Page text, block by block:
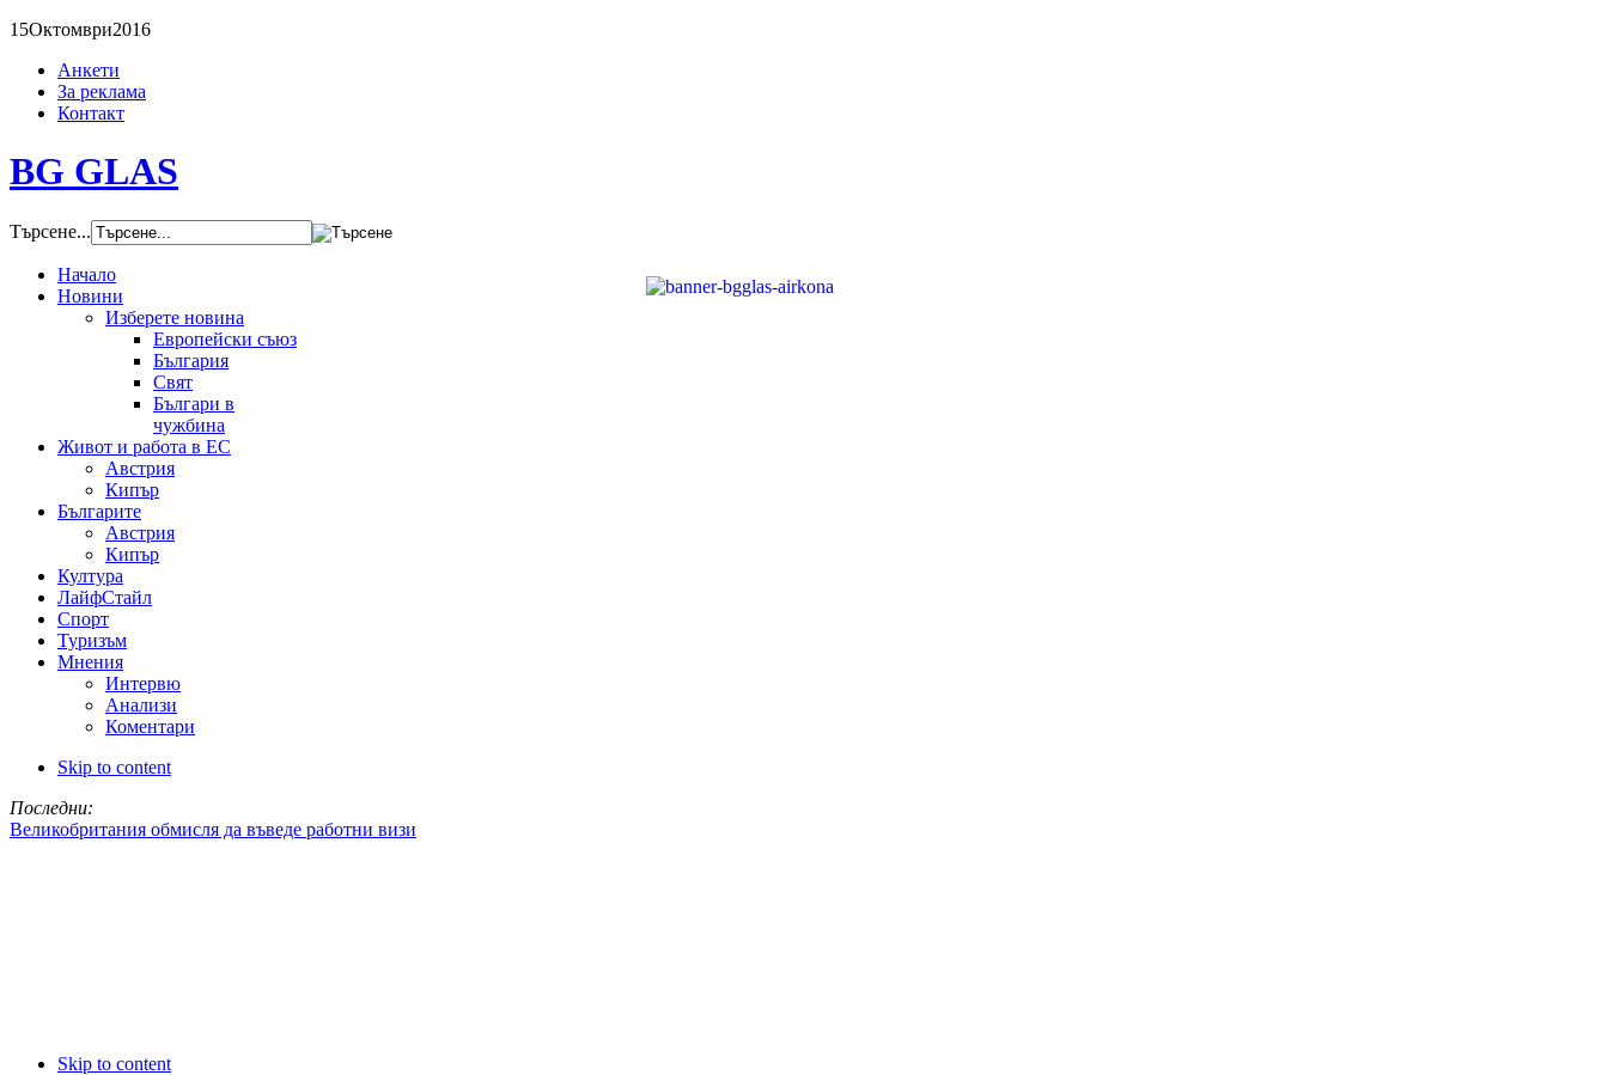
15Октомври2016
Анкети
За реклама
Контакт
BG GLAS
Търсене...
Начало
Новини
Изберете новина
Европейски съюз
България
Свят
Българи в
чужбина
Живот и работа в ЕС
Австрия
Кипър
Българите
Австрия
Кипър
Култура
ЛайфСтайл
Спорт
Туризъм
Мнения
Интервю
Анализи
Коментари
Skip to content
Последни:
Великобритания обмисля да въведе работни визи
Skip to content